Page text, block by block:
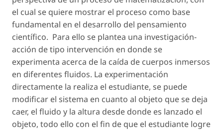
el cual se quiere mostrar el proceso como base
fundamental en el desarrollo del pensamiento
científico. Para ello se plantea una investigación-
acción de tipo intervención en donde se
experimenta acerca de la caída de cuerpos inmersos
en diferentes fluidos. La experimentación
directamente la realiza el estudiante, se puede
modificar el sistema en cuanto al objeto que se deja
caer, el fluido y la altura desde donde es lanzado el
objeto, todo ello con el fin de que el estudiante logre